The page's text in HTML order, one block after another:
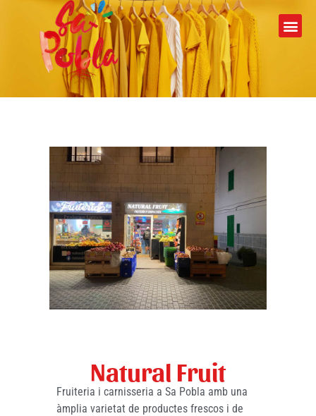
Natural Fruit
Fruiteria i carnisseria a Sa Pobla amb una
àmplia varietat de productes frescos i de